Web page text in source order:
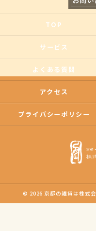
TOP
サービス
よくある質問
アクセス
プライバシーポリシー
© 2026 京都の雑貨は株式